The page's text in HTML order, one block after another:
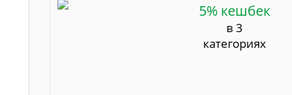
5% кешбек
в 3
категориях